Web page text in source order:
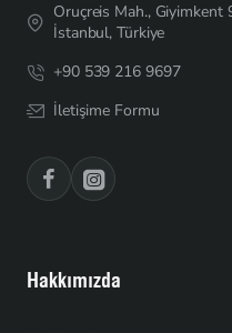
Oruçreis Mah., Giyimkent
İstanbul, Türkiye
+90 539 216 9697
İletişime Formu
Hakkımızda